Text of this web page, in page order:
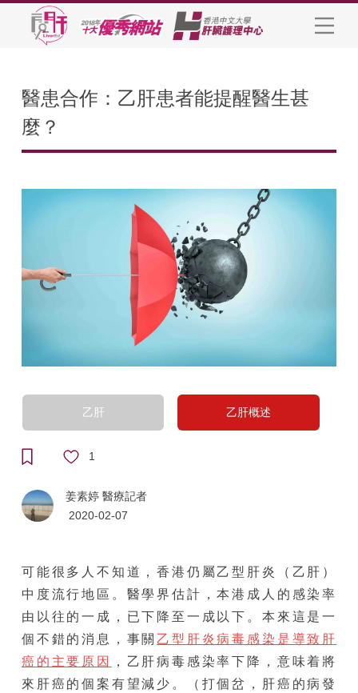
醫患合作：乙肝患者能提醒醫生甚
麼？
乙肝 乙肝概述
1
姜素婷 醫療記者
2020-02-07
可能很多人不知道，香港仍屬乙型肝炎（乙肝）
中度流行地區。醫學界估計，本港成人的感染率
由以往的一成，已下降至一成以下。本來這是一
個不錯的消息，事關 乙型肝炎病毒感染是導致肝
癌的主要原因
，乙肝病毒感染率下降，意味着將
來肝癌的個案有望減少。（打個岔，肝癌的病發